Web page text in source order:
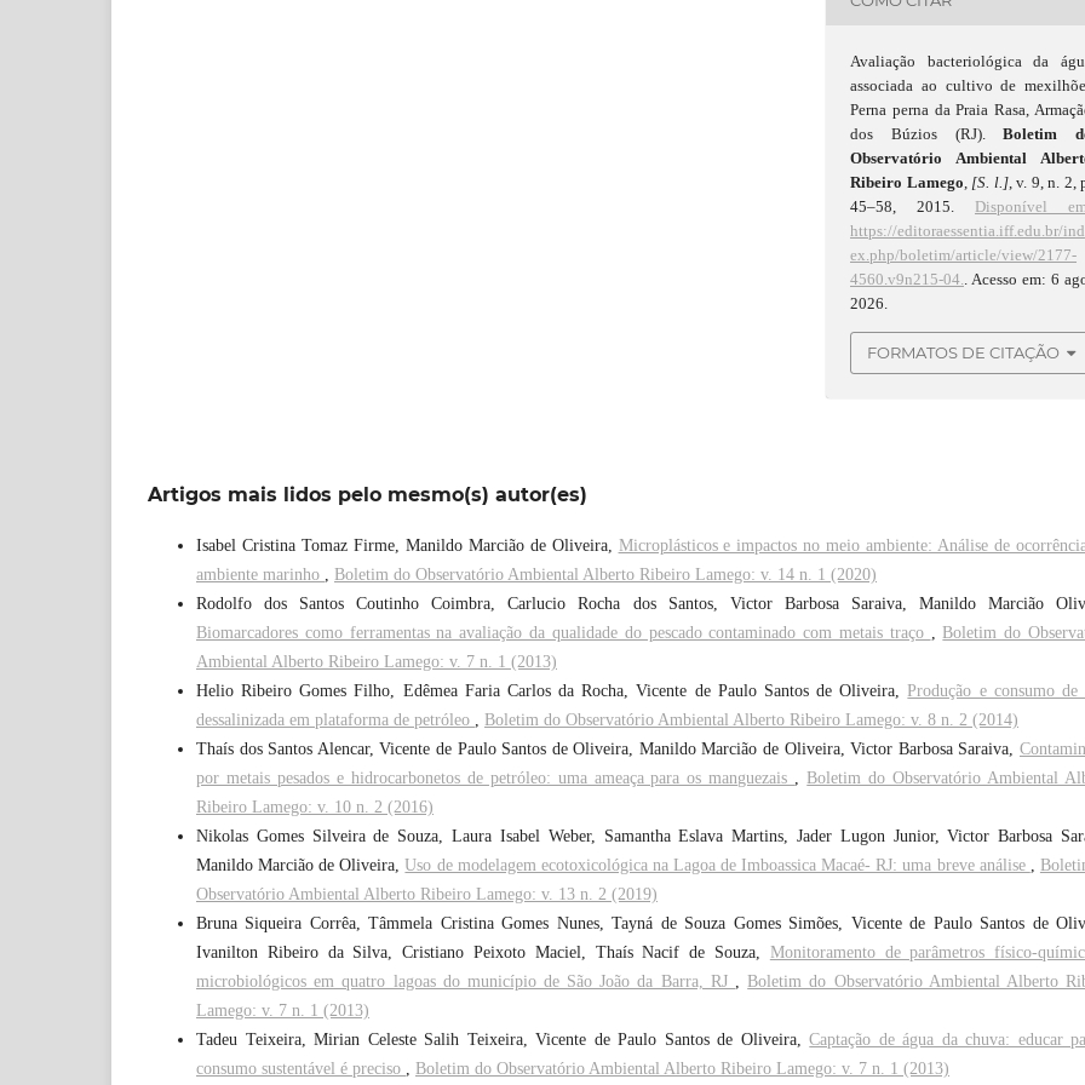
Avaliação bacteriológica da
associada ao cultivo de
Perna perna da Praia Rasa,
dos Búzios (RJ).Boletim
Observatório Ambiental
Ribeiro Lamego, [S. l.], v. 9, n. 2,
45–58, 2015. Disponível
https://editoraessentia.iff.edu.br/ind
ex.php/boletim/article/view/2177-
4560.v9n215-04.. Acesso em: 6
2026.
FORMATOS DE CITAÇÃO
Artigos mais lidos pelo mesmo(s) autor(es)
Isabel Cristina Tomaz Firme, Manildo Marcião de Oliveira, Microplásticos e impactos no meio ambiente: Análise de
ambiente marinho
Boletim do Observatório Ambiental Alberto Ribeiro Lamego: v. 14 n. 1 (2020)
Rodolfo dos Santos Coutinho Coimbra, Carlucio Rocha dos Santos, Victor Barbosa Saraiva, Manildo Marcião
Biomarcadores como ferramentas na avaliação da qualidade do pescado contaminado com metais traço
Boletim do
Ambiental Alberto Ribeiro Lamego: v. 7 n. 1 (2013)
Helio Ribeiro Gomes Filho, Edêmea Faria Carlos da Rocha, Vicente de Paulo Santos de Oliveira, Produção e consumo de
dessalinizada em plataforma de petróleo
Boletim do Observatório Ambiental Alberto Ribeiro Lamego: v. 8 n. 2 (2014)
Thaís dos Santos Alencar, Vicente de Paulo Santos de Oliveira, Manildo Marcião de Oliveira, Victor Barbosa Saraiva,
por metais pesados e hidrocarbonetos de petróleo: uma ameaça para os manguezais
Boletim do Observatório Ambiental
Ribeiro Lamego: v. 10 n. 2 (2016)
Nikolas Gomes Silveira de Souza, Laura Isabel Weber, Samantha Eslava Martins, Jader Lugon Junior, Victor Barbosa
Manildo Marcião de Oliveira,Uso de modelagem ecotoxicológica na Lagoa de Imboassica Macaé- RJ: uma breve análise
Observatório Ambiental Alberto Ribeiro Lamego: v. 13 n. 2 (2019)
Bruna Siqueira Corrêa, Tâmmela Cristina Gomes Nunes, Tayná de Souza Gomes Simões, Vicente de Paulo Santos de
Ivanilton Ribeiro da Silva, Cristiano Peixoto Maciel, Thaís Nacif de Souza, Monitoramento de parâmetros físico-
microbiológicos em quatro lagoas do município de São João da Barra, RJ
Boletim do Observatório Ambiental Alberto
Lamego: v. 7 n. 1 (2013)
Tadeu Teixeira, Mirian Celeste Salih Teixeira, Vicente de Paulo Santos de Oliveira,Captação de água da chuva: educar
consumo sustentável é preciso
Boletim do Observatório Ambiental Alberto Ribeiro Lamego: v. 7 n. 1 (2013)